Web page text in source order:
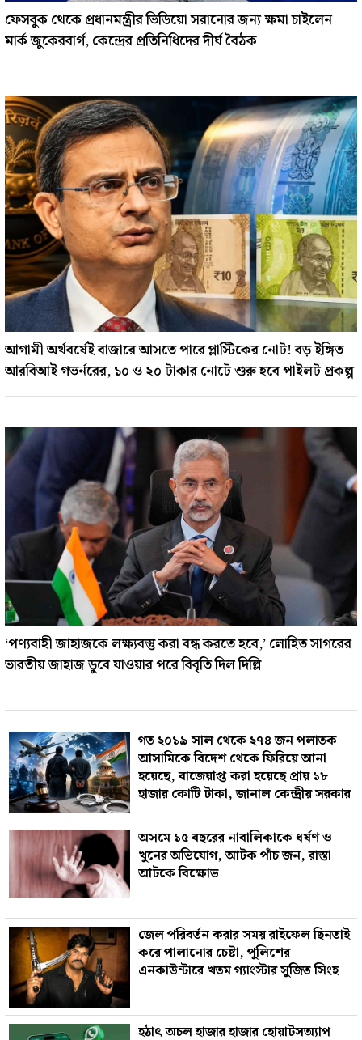
ফেসবুক থেকে প্রধানমন্ত্রীর ভিডিয়ো সরানোর জন‍্য ক্ষমা চাইলেন
মার্ক জুকেরবার্গ, কেন্দ্রের প্রতিনিধিদের দীর্ঘ বৈঠক
আগামী অর্থবর্ষেই বাজারে আসতে পারে প্লাস্টিকের নোট! বড় ইঙ্গিত
আরবিআই গভর্নরের, ১০ ও ২০ টাকার নোটে শুরু হবে পাইলট প্রকল্প
‘পণ‍্যবাহী জাহাজকে লক্ষ‍্যবস্তু করা বন্ধ করতে হবে,’ লোহিত সাগরের
ভারতীয় জাহাজ ডুবে যাওয়ার পরে বিবৃতি দিল দিল্লি
গত ২০১৯ সাল থেকে ২৭৪ জন পলাতক
আসামিকে বিদেশ থেকে ফিরিয়ে আনা
হয়েছে, বাজেয়াপ্ত করা হয়েছে প্রায় ১৮
হাজার কোটি টাকা, জানাল কেন্দ্রীয় সরকার
অসমে ১৫ বছরের নাবালিকাকে ধর্ষণ ও
খুনের অভিযোগ, আটক পাঁচ জন, রাস্তা
আটকে বিক্ষোভ
জেল পরিবর্তন করার সময় রাইফেল ছিনতাই
করে পালানোর চেষ্টা, পুলিশের
এনকাউন্টারে খতম গ‍্যাংস্টার সুজিত সিংহ
হঠাৎ অচল হাজার হাজার হোয়াটসঅ্যাপ